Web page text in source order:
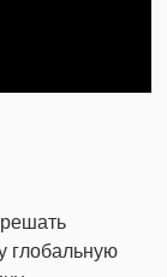
глобальную